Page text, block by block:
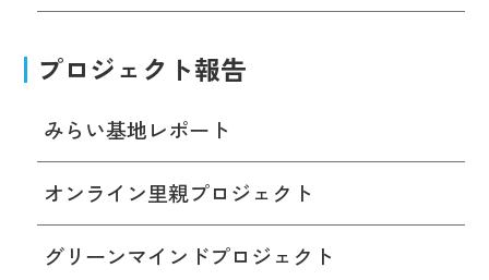
プロジェクト報告
みらい基地レポート
オンライン里親プロジェクト
グリーンマインドプロジェクト